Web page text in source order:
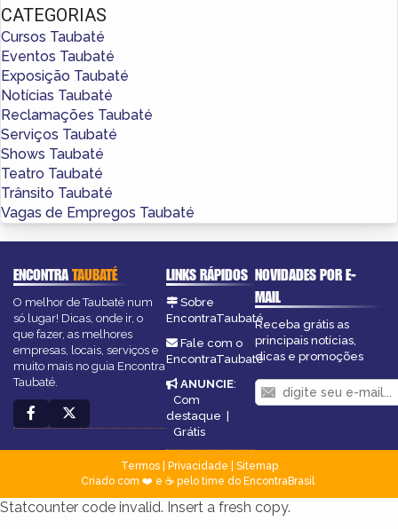
CATEGORIAS
Cursos Taubaté
Eventos Taubaté
Exposição Taubaté
Notícias Taubaté
Reclamações Taubaté
Serviços Taubaté
Shows Taubaté
Teatro Taubaté
Trânsito Taubaté
Vagas de Empregos Taubaté
ENCONTRATAUBATÉ
O melhor de Taubaté num
só lugar! Dicas, onde ir, o
que fazer, as melhores
empresas, locais, serviços e
muito mais no guia Encontra
Taubaté.
LINKS RÁPIDOS
Sobre
EncontraTaubaté
Fale com o
EncontraTaubaté
ANUNCIE:
Com
destaque
Grátis
NOVIDADES POR E-
MAIL
Receba grátis as
principais notícias,
dicas e promoções
Termos| Privacidade
Sitemap
Criado com ❤️ e ☕ pelo time do EncontraBrasil
Statcounter code invalid. Insert a fresh copy.